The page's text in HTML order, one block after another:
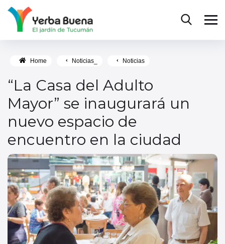
Home Noticias_ Noticias
“La Casa del Adulto
Mayor” se inaugurará un
nuevo espacio de
encuentro en la ciudad